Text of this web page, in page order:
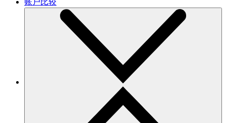
账户比较